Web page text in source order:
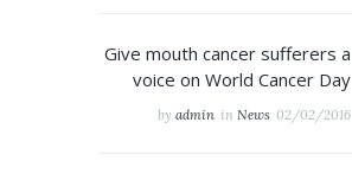
Give mouth cancer sufferers a
voice on World Cancer Day
02/02/2016
byadmin in News